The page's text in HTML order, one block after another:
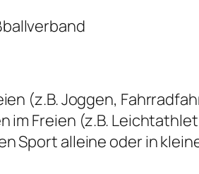
(z.B. Joggen,
Freien (z.B.
Sport alleine oder in